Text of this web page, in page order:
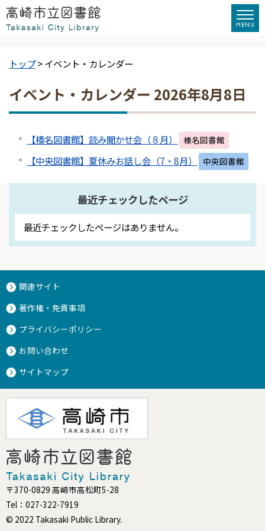
トップ> イベント・カレンダー
イベント・カレンダー 2026年8月8日
【榛名図書館】読み聞かせ会（８月） 榛名図書館
【中央図書館】夏休みお話し会（7・8月） 中央図書館
最近チェックしたページ
最近チェックしたページはありません。
関連サイト
著作権・免責事項
プライバシーポリシー
お問い合わせ
サイトマップ
〒370-0829 高崎市高松町5-28
Tel：027-322-7919
© 2022 Takasaki Public Library.